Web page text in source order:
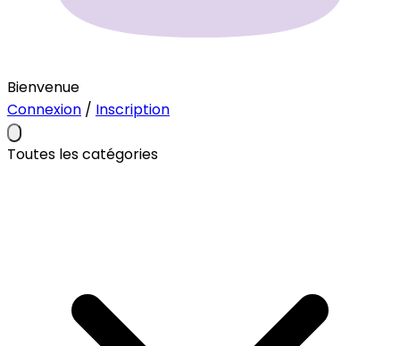
Bienvenue
Connexion / Inscription
Toutes les catégories